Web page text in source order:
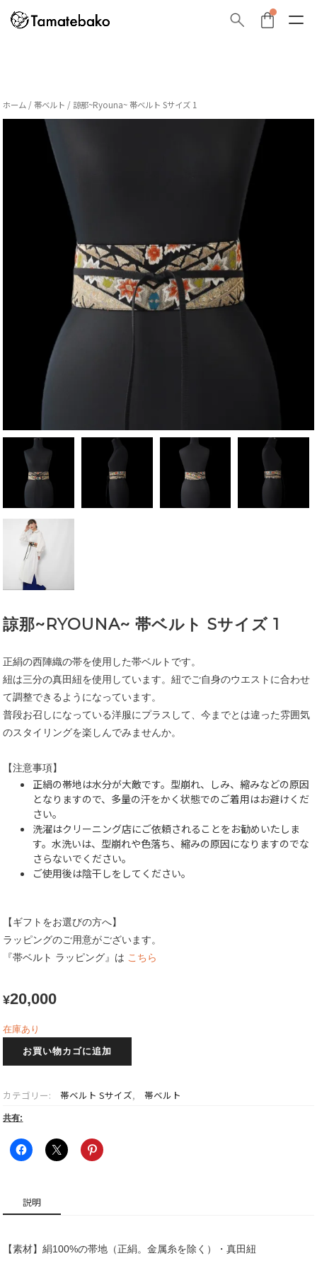
ホーム /帯ベルト / 諒那~Ryouna~ 帯ベルト Sサイズ 1
諒那~RYOUNA~ 帯ベルト Sサイズ 1
正絹の西陣織の帯を使用した帯ベルトです。
紐は三分の真田紐を使用しています。紐でご自身のウエストに合わせ
て調整できるようになっています。
普段お召しになっている洋服にプラスして、今までとは違った雰囲気
のスタイリングを楽しんでみませんか。
【注意事項】
正絹の帯地は水分が大敵です。型崩れ、しみ、縮みなどの原因
となりますので、多量の汗をかく状態でのご着用はお避けくだ
さい。
洗濯はクリーニング店にご依頼されることをお勧めいたしま
す。水洗いは、型崩れや色落ち、縮みの原因になりますのでな
さらないでください。
ご使用後は陰干しをしてください。
【ギフトをお選びの方へ】
ラッピングのご用意がございます。
『帯ベルト ラッピング』は こちら
¥20,000
在庫あり
帯
ベ
ル
お買い物カゴに追加
カテゴリー: 帯ベルト Sサイズ, 帯ベルト
共有:
説明
【素材】絹100%の帯地（正絹。金属糸を除く）・真田紐